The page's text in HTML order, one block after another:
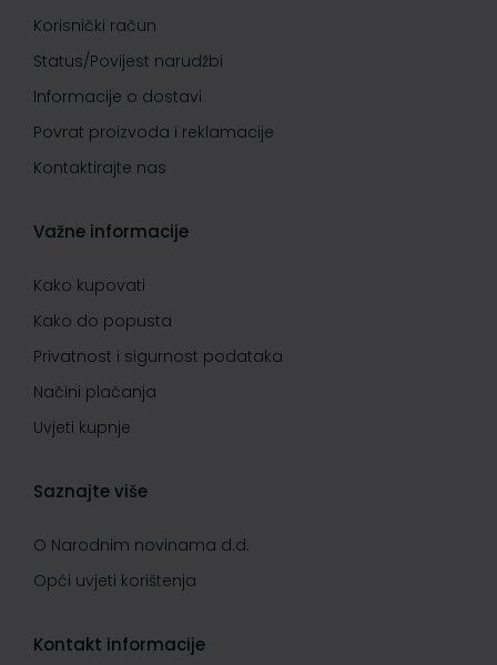
Korisnički račun
Status/Povijest narudžbi
Informacije o dostavi
Povrat proizvoda i reklamacije
Kontaktirajte nas
Važne informacije
Kako kupovati
Kako do popusta
Privatnost i sigurnost podataka
Načini plaćanja
Uvjeti kupnje
Saznajte više
O Narodnim novinama d.d.
Opći uvjeti korištenja
Kontakt informacije